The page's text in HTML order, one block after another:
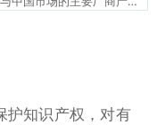
，预测数据为2026至
护知识产权，对有